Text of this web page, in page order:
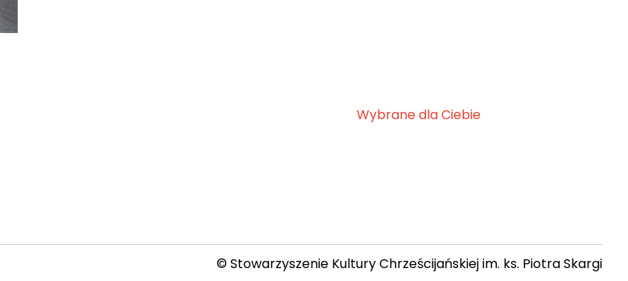
Wybrane dla Ciebie
© Stowarzyszenie Kultury Chrześcijańskiej im. ks. Piotra Skargi